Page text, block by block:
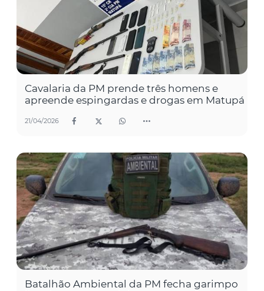
Cavalaria da PM prende três homens e
apreende espingardas e drogas em Matupá
21/04/2026
Batalhão Ambiental da PM fecha garimpo